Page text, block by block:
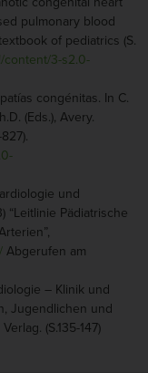
pulmonary blood
of pediatrics (S.
content/3-s2.0-
congénitas. In C.
(Eds.), Avery.
und
“Leitlinie Pädiatrische
Abgerufen am
– Klinik und
Jugendlichen und
(S.135-147)